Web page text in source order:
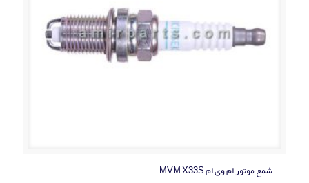
شمع موتور ام وی ام MVM X33S